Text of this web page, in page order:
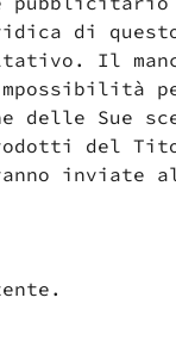
di
Il
delle Sue
del
inviate
da